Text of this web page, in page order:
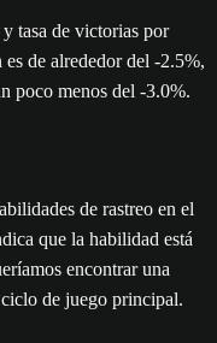
de rastreo en el
que la habilidad está
encontrar una
de juego principal.